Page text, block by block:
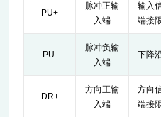
PU+
脉冲正输
入端
输入
端接
PU-
脉冲负输
入端
下降
DR+
方向正输
入端
方向
端接